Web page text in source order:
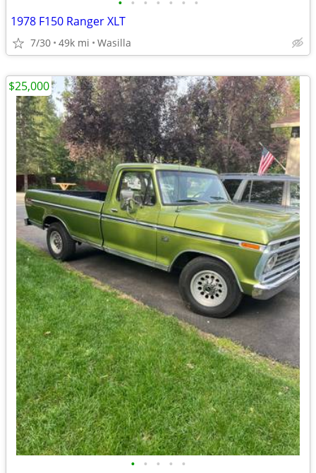
1978 F150 Ranger XLT
7/30 49k mi Wasilla
• • • • •
$25,000